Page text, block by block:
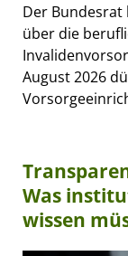
Der Bundesrat
über die
August 2026
Was
wissen